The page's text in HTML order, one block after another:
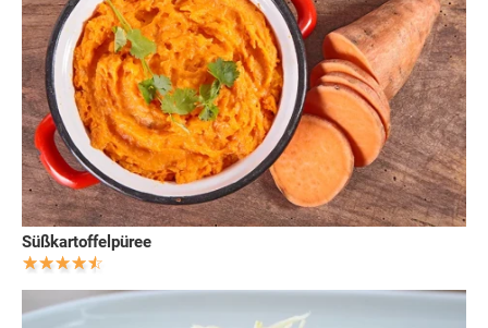
Süßkartoffelpüree